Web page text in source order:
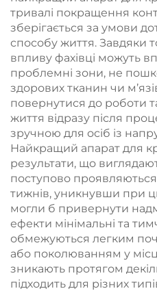
тривалі покращення
зберігається за умови
способу життя. Завдяки
впливу фахівці можуть
проблемні зони, не
здорових тканин чи
повернутися до роботи
життя відразу після
зручною для осіб із
Найкращий апарат для
результати, що
поступово
тижнів, уникнувши при
могли б привернути
ефекти мінімальні та
обмежуються легким
або поколюванням у
зникають протягом
підходить для різних